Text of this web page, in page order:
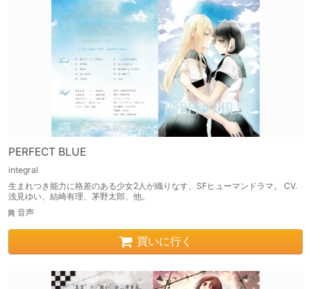
PERFECT BLUE
integral
生まれつき能力に格差のある少女2人が織りなす、SFヒューマンドラマ。 CV.
浅見ゆい、結崎有理、茅野太郎、他。
音声
買いに行く